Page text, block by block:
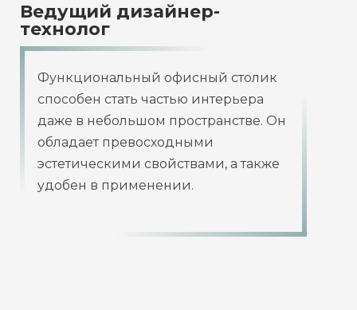
Функциональный офисный столик
способен стать частью интерьера
даже в небольшом пространстве. Он
обладает превосходными
эстетическими свойствами, а также
удобен в применении.
Ведущий дизайнер-
технолог